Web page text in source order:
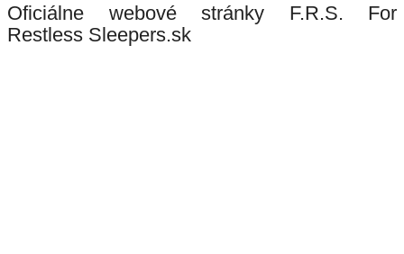
Oficiálne webové stránky F.R.S. For
Restless Sleepers.sk